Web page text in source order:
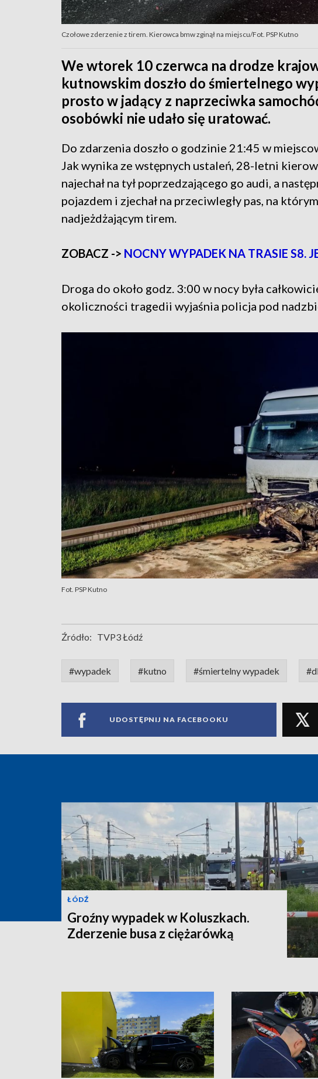
Czołowe zderzenie z tirem. Kierowca bmw zginął na miejscu/Fot. PSP Kutno
We wtorek 10 czerwca na drodze
kutnowskim doszło do śmiertelnego
prosto w jadący z naprzeciwka
osobówki nie udało się uratować.
Do zdarzenia doszło o godzinie 21:45 w
Jak wynika ze wstępnych ustaleń, 28-letni
najechał na tył poprzedzającego go audi, a
pojazdem i zjechał na przeciwległy pas, na
nadjeżdżającym tirem.
ZOBACZ -> NOCNY WYPADEK NA TRASIE S8.
Droga do około godz. 3:00 w nocy była
okoliczności tragedii wyjaśnia policja pod
Fot. PSP Kutno
Źródło: TVP3 Łódź
#wypadek #kutno #śmiertelny wypadek
UDOSTĘPNIJ NA FACEBOOKU
ŁÓDŹ
Groźny wypadek w Koluszkach.
Zderzenie busa z ciężarówką